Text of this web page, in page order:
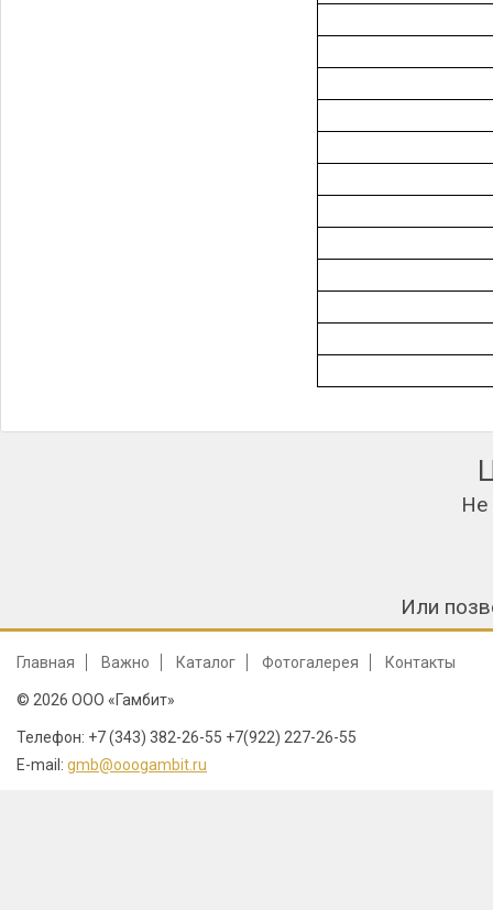
Не
Или
Главная Важно Каталог Фотогалерея Контакты
© 2026 ООО «Гамбит»
Телефон: +7 (343) 382-26-55 +7(922) 227-26-55
E-mail: gmb@ooogambit.ru